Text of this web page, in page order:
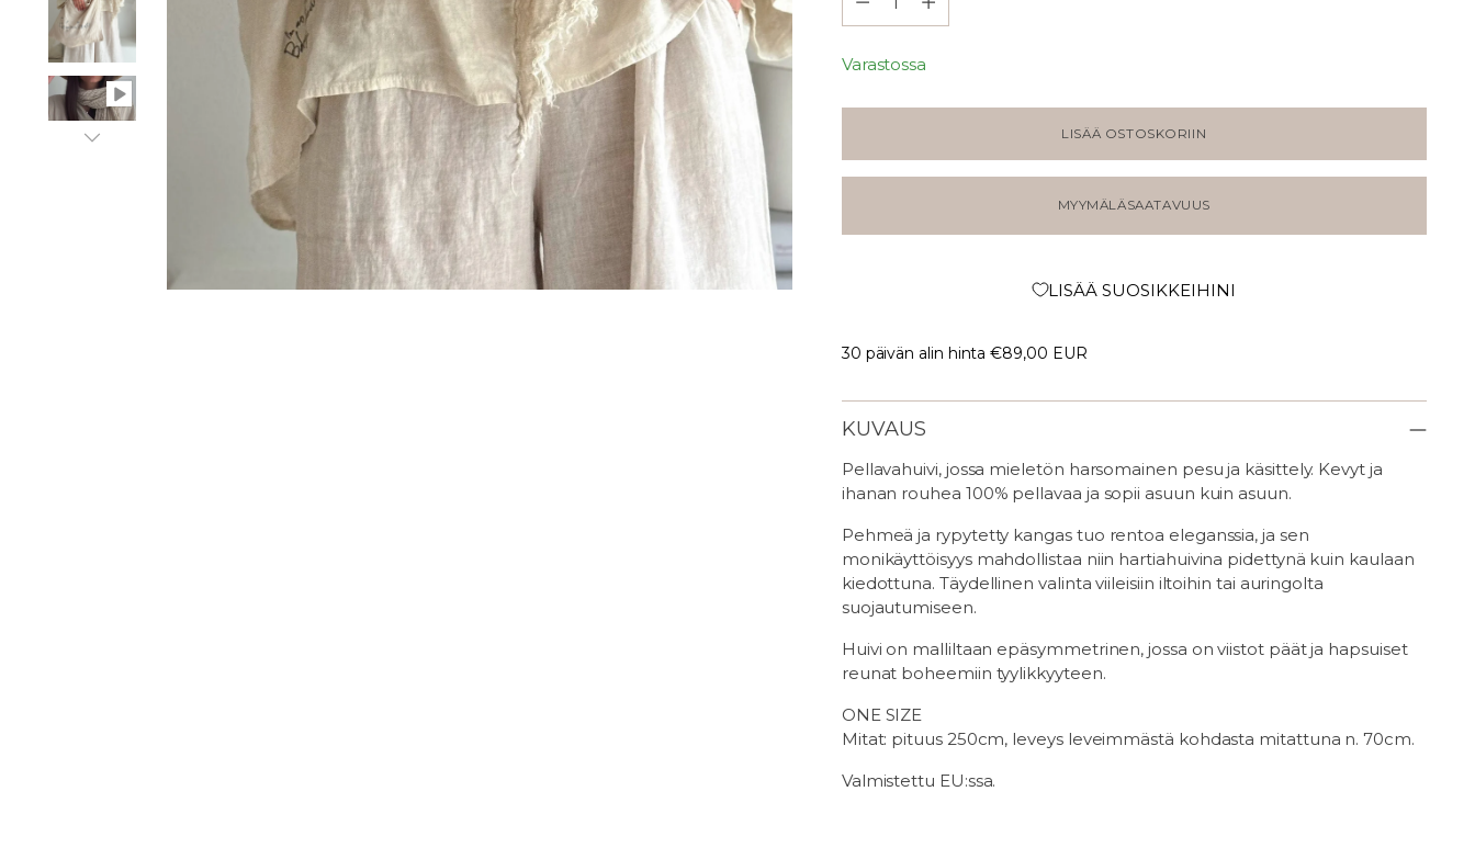
Varastossa
LISÄÄ OSTOSKORIIN
MYYMÄLÄSAATAVUUS
LISÄÄ SUOSIKKEIHINI
30 päivän alin hinta €89,00 EUR
KUVAUS
Pellavahuivi, jossa mieletön harsomainen pesu ja käsittely. Kevyt ja
ihanan rouhea 100% pellavaa ja sopii asuun kuin asuun.
Pehmeä ja rypytetty kangas tuo rentoa eleganssia, ja sen
monikäyttöisyys mahdollistaa niin hartiahuivina pidettynä kuin kaulaan
kiedottuna. Täydellinen valinta viileisiin iltoihin tai auringolta
suojautumiseen.
Huivi on malliltaan epäsymmetrinen, jossa on viistot päät ja hapsuiset
reunat boheemiin tyylikkyyteen.
ONE SIZE
Mitat: pituus 250cm, leveys leveimmästä kohdasta mitattuna n. 70cm.
Valmistettu EU:ssa.